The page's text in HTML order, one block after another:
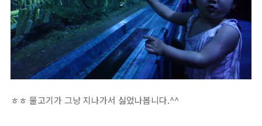
ㅎㅎ 물고기가 그냥 지나가서 싫었나봅니다.^^